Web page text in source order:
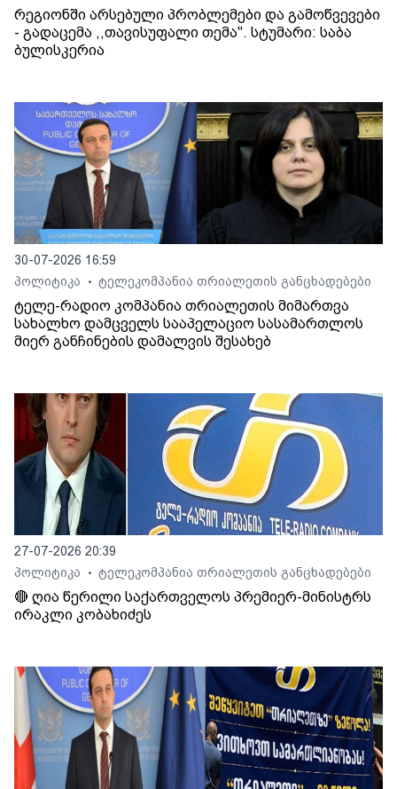
რეგიონში არსებული პრობლემები და გამოწვევები
- გადაცემა ,,თავისუფალი თემა". სტუმარი: საბა
ბულისკერია
30-07-2026 16:59
პოლიტიკა
• ტელეკომპანია თრიალეთის განცხადებები
ტელე-რადიო კომპანია თრიალეთის მიმართვა
სახალხო დამცველს სააპელაციო სასამართლოს
მიერ განჩინების დამალვის შესახებ
27-07-2026 20:39
პოლიტიკა
• ტელეკომპანია თრიალეთის განცხადებები
🔴 ღია წერილი საქართველოს პრემიერ-მინისტრს
ირაკლი კობახიძეს